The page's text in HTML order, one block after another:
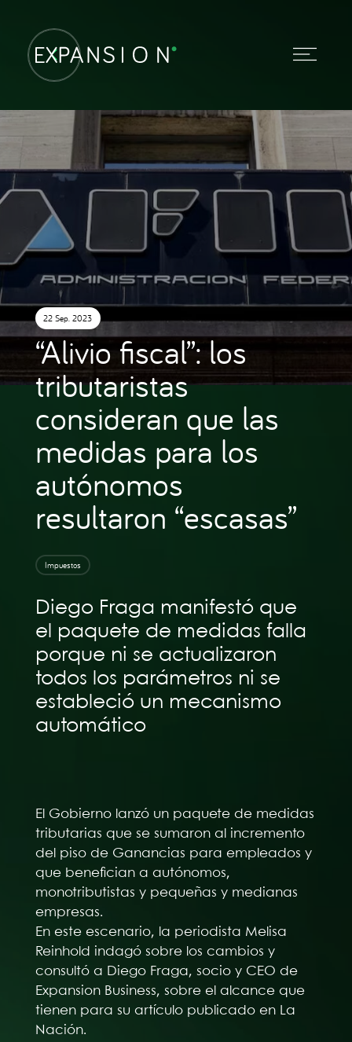
22 Sep. 2023
“Alivio fiscal”: los
tributaristas
consideran que las
medidas para los
autónomos
resultaron “escasas”
Impuestos
Diego Fraga manifestó que
el paquete de medidas falla
porque ni se actualizaron
todos los parámetros ni se
estableció un mecanismo
automático
El Gobierno lanzó un paquete de medidas
tributarias que se sumaron al incremento
del piso de Ganancias para empleados y
que benefician a autónomos,
monotributistas y pequeñas y medianas
empresas.
En este escenario, la periodista Melisa
Reinhold indagó sobre los cambios y
consultó a Diego Fraga, socio y CEO de
Expansion Business, sobre el alcance que
tienen para su artículo publicado en La
Nación.